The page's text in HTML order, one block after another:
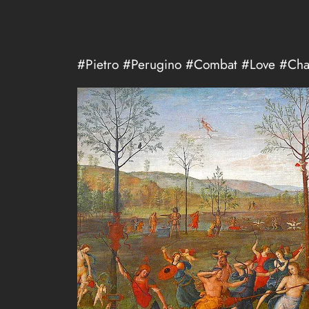
#Pietro #Perugino #Combat #Love